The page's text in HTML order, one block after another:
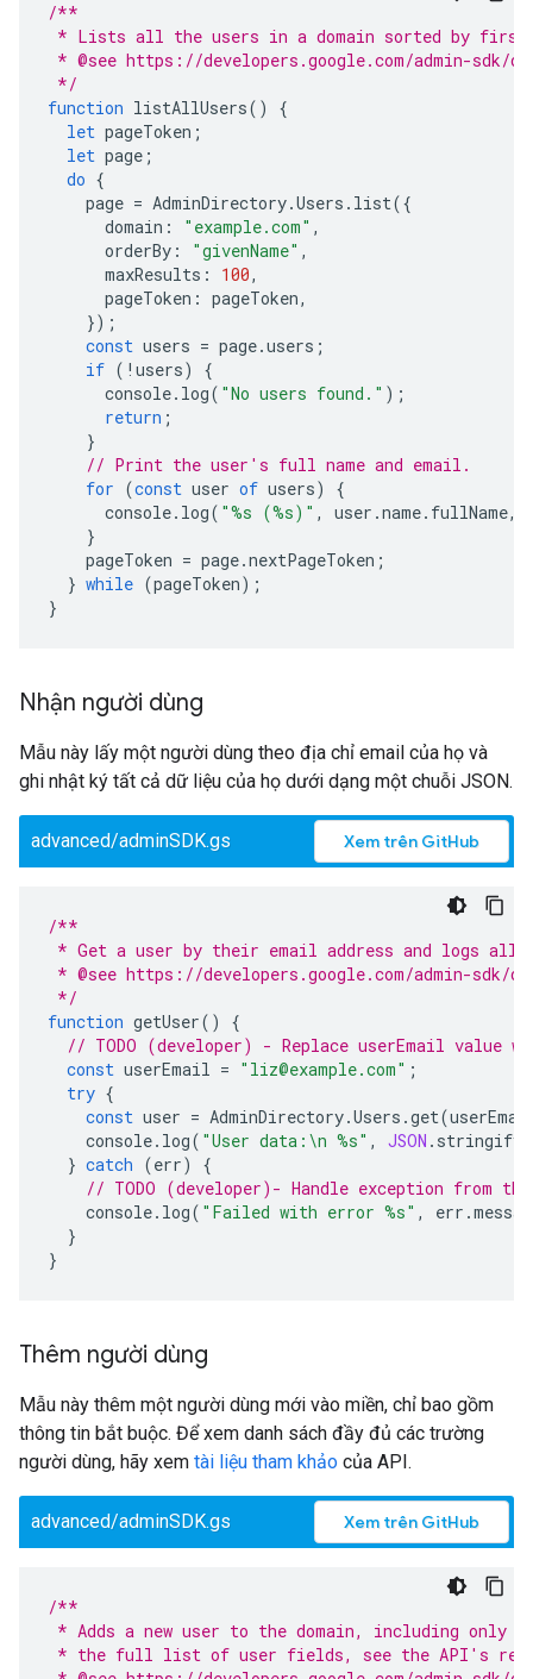
/**
* Lists all the users in a domain sorted by first
* @see https://developers.google.com/admin-
*/
function listAllUsers()
{
let pageToken ;
let page ;
do {
page = AdminDirectory.Users . list({
domain : "example.com" ,
orderBy : "givenName" ,
maxResults : 100,
pageToken : pageToken,
});
const users = page.users ;
if ( ! users)
{
console. log( "No users found." );
return ;
}
// Print the user's full name and email.
for (const user of users)
{
console. log( "%s (%s)" , user .name. fullName,
}
pageToken = page.nextPageToken ;
} while (pageToken);
}
Nhận người dùng
Mẫu này lấy một người dùng theo địa chỉ email của họ và
ghi nhật ký tất cả dữ liệu của họ dưới dạng một chuỗi JSON.
advanced/adminSDK.gs Xem trên GitHub
/**
* Get a user by their email address and logs all
* @see https://developers.google.com/admin-
*/
function getUser()
{
// TODO (developer) - Replace userEmail value
const userEmail = "liz@example.com" ;
try {
const user = AdminDirectory.Users .get(
console. log( "User data:\n %s" , JSON . stringify
} catch (err)
{
// TODO (developer)- Handle exception from
console. log( "Failed with error %s" , err .
}
}
Thêm người dùng
Mẫu này thêm một người dùng mới vào miền, chỉ bao gồm
thông tin bắt buộc. Để xem danh sách đầy đủ các trường
người dùng, hãy xem tài liệu tham khảo của API.
advanced/adminSDK.gs Xem trên GitHub
/**
* Adds a new user to the domain, including only
* the full list of user fields, see the API's